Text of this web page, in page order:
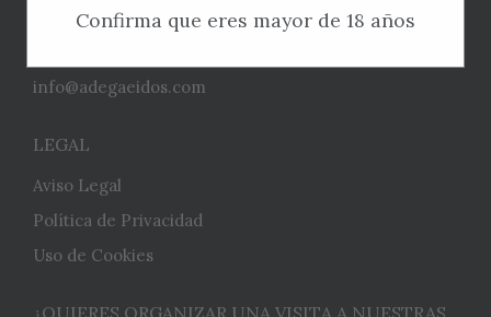
Confirma que eres mayor de 18 años
Pontevedra (Spain)
info@adegaeidos.com
LEGAL
Aviso Legal
Política de Privacidad
Uso de Cookies
¿QUIERES ORGANIZAR UNA VISITA A NUESTRAS